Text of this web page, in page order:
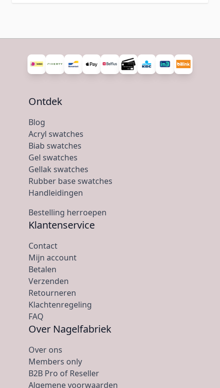
Ontdek
Blog
Acryl swatches
Biab swatches
Gel swatches
Gellak swatches
Rubber base swatches
Handleidingen
Bestelling herroepen
Klantenservice
Contact
Mijn account
Betalen
Verzenden
Retourneren
Klachtenregeling
FAQ
Over Nagelfabriek
Over ons
Members only
B2B Pro of Reseller
Algemene voorwaarden